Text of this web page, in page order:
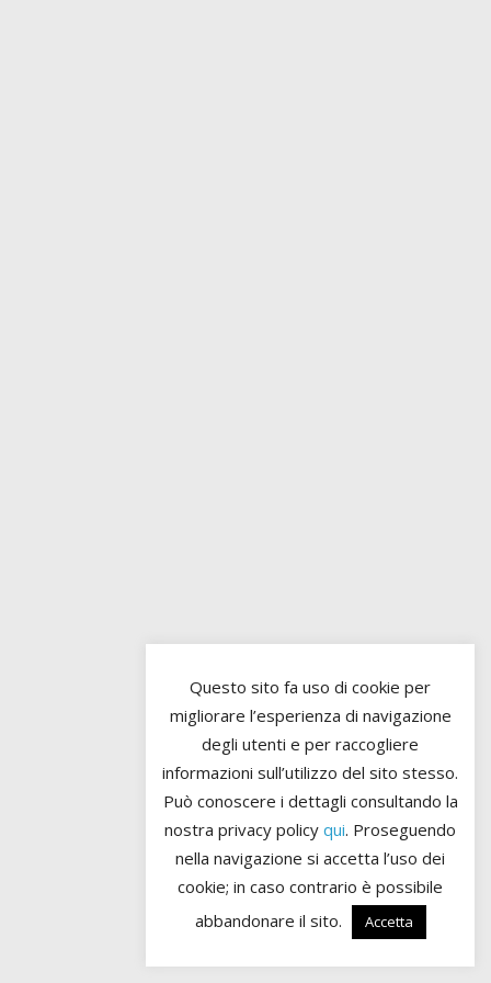
Questo sito fa uso di cookie per
migliorare l’esperienza di navigazione
degli utenti e per raccogliere
informazioni sull’utilizzo del sito stesso.
Può conoscere i dettagli consultando la
nostra privacy policy qui. Proseguendo
nella navigazione si accetta l’uso dei
cookie; in caso contrario è possibile
abbandonare il sito.
Accetta